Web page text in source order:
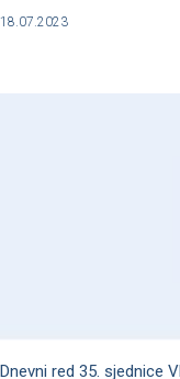
18.07.2023
Dnevni red 35. sjednice